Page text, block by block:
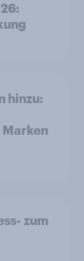
hinzu:
zum